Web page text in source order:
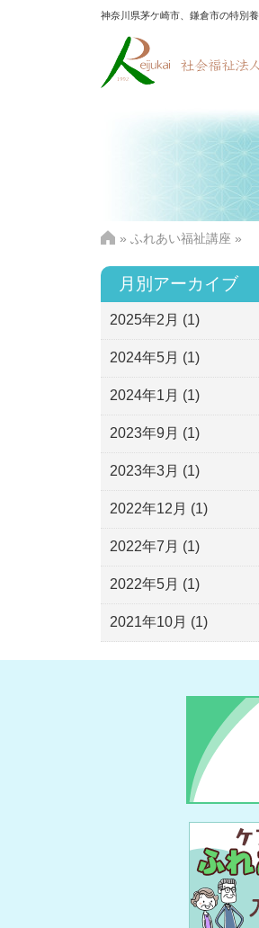
神奈川県茅ケ崎市、鎌倉市の特別
» ふれあい福祉講座 »
月別アーカイブ
2025年2月 (1)
2024年5月 (1)
2024年1月 (1)
2023年9月 (1)
2023年3月 (1)
2022年12月 (1)
2022年7月 (1)
2022年5月 (1)
2021年10月 (1)